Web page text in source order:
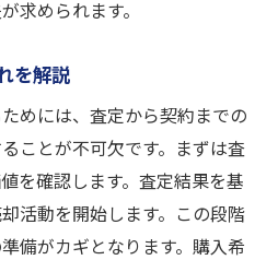
求められます。
を解説
めには、査定から契約までの
ことが不可欠です。まずは査
を確認します。査定結果を基
活動を開始します。この段階
備がカギとなります。購入希